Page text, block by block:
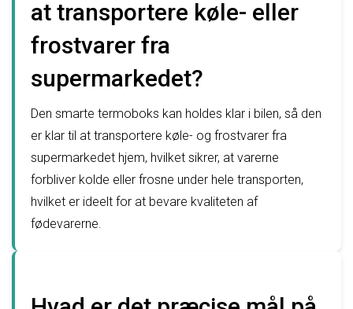
at transportere køle- eller
frostvarer fra
supermarkedet?
Den smarte termoboks kan holdes klar i bilen, så den
er klar til at transportere køle- og frostvarer fra
supermarkedet hjem, hvilket sikrer, at varerne
forbliver kolde eller frosne under hele transporten,
hvilket er ideelt for at bevare kvaliteten af
fødevarerne.